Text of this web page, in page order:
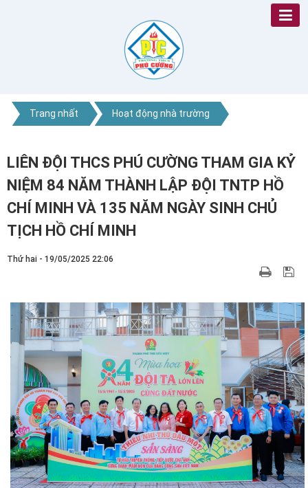
Trang nhất Hoạt động nhà trường
LIÊN ĐỘI THCS PHÚ CƯỜNG THAM GIA KỶ
NIỆM 84 NĂM THÀNH LẬP ĐỘI TNTP HỒ
CHÍ MINH VÀ 135 NĂM NGÀY SINH CHỦ
TỊCH HỒ CHÍ MINH
Thứ hai - 19/05/2025 22:06